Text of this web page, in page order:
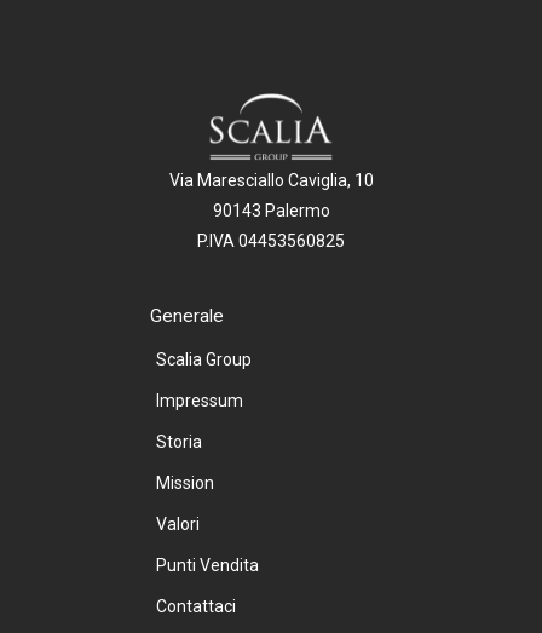
Via Maresciallo Caviglia, 10
90143 Palermo
P.IVA 04453560825
Generale
Scalia Group
Impressum
Storia
Mission
Valori
Punti Vendita
Contattaci